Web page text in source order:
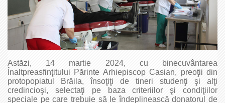
Astăzi, 14 martie 2024, cu binecuvântarea
Înaltpreasfinţitului Părinte Arhiepiscop Casian, preoţii din
protopopiatul Brăila, însoţiţi de tineri studenţi şi alţi
credincioşi, selectaţi pe baza criteriilor şi condiţiilor
speciale pe care trebuie să le îndeplinească donatorul de